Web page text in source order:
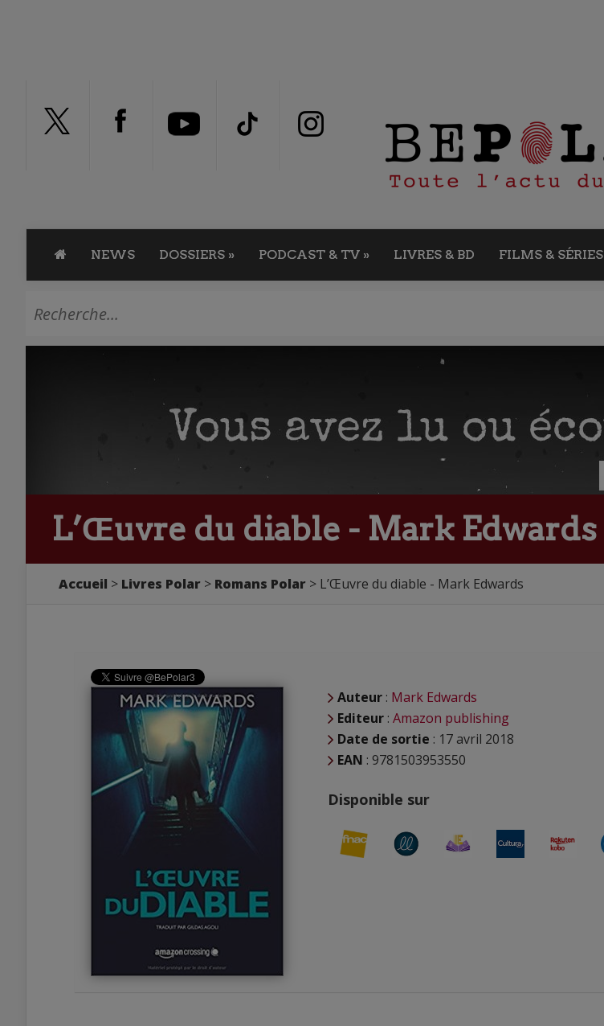
NEWS DOSSIERS » PODCAST & TV » LIVRES & BD FILMS & SÉRIES
L’Œuvre du diable - Mark Edwards
Accueil Livres Polar Romans Polar L’Œuvre du diable - Mark Edwards
Auteur : Mark Edwards
Editeur : Amazon publishing
Date de sortie : 17 avril 2018
EAN : 9781503953550
Disponible sur